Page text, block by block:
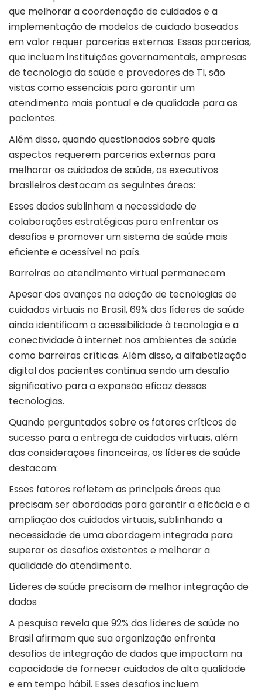
que melhorar a coordenação de cuidados e a
implementação de modelos de cuidado baseados
em valor requer parcerias externas. Essas parcerias,
que incluem instituições governamentais, empresas
de tecnologia da saúde e provedores de TI, são
vistas como essenciais para garantir um
atendimento mais pontual e de qualidade para os
pacientes.
Além disso, quando questionados sobre quais
aspectos requerem parcerias externas para
melhorar os cuidados de saúde, os executivos
brasileiros destacam as seguintes áreas:
Esses dados sublinham a necessidade de
colaborações estratégicas para enfrentar os
desafios e promover um sistema de saúde mais
eficiente e acessível no país.
Barreiras ao atendimento virtual permanecem
Apesar dos avanços na adoção de tecnologias de
cuidados virtuais no Brasil, 69% dos líderes de saúde
ainda identificam a acessibilidade à tecnologia e a
conectividade à internet nos ambientes de saúde
como barreiras críticas. Além disso, a alfabetização
digital dos pacientes continua sendo um desafio
significativo para a expansão eficaz dessas
tecnologias.
Quando perguntados sobre os fatores críticos de
sucesso para a entrega de cuidados virtuais, além
das considerações financeiras, os líderes de saúde
destacam:
Esses fatores refletem as principais áreas que
precisam ser abordadas para garantir a eficácia e a
ampliação dos cuidados virtuais, sublinhando a
necessidade de uma abordagem integrada para
superar os desafios existentes e melhorar a
qualidade do atendimento.
Líderes de saúde precisam de melhor integração de
dados
A pesquisa revela que 92% dos líderes de saúde no
Brasil afirmam que sua organização enfrenta
desafios de integração de dados que impactam na
capacidade de fornecer cuidados de alta qualidade
e em tempo hábil. Esses desafios incluem